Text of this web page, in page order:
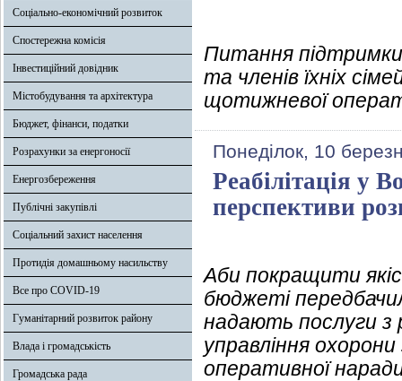
Соціально-економічний розвиток
Спостережна комісія
Інвестиційний довідник
Містобудування та архітектура
Бюджет, фінанси, податки
Розрахунки за енергоносії
Енергозбереження
Публічні закупівлі
Соціальний захист населення
Протидія домашньому насильству
Все про COVID-19
Гуманітарний розвиток району
Влада і громадськість
Громадська рада
Питання підтримки
та членів їхніх
щотижневої
Понеділок, 10
Реабілітація у
перспективи
Аби покращити
бюджеті
надають послуги з
управління
оперативної